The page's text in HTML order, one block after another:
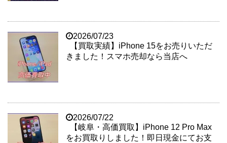
2026/07/23
【買取実績】iPhone 15をお売りいただ
きました！スマホ売却なら当店へ
2026/07/22
【岐阜・高価買取】iPhone 12 Pro Max
をお買取りしました！即日現金にてお支